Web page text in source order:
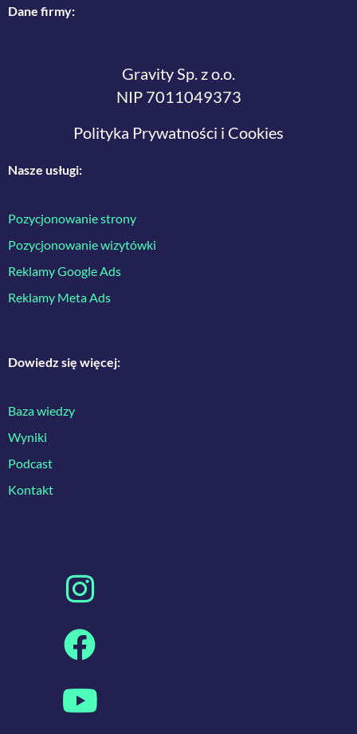
Dane firmy:
Gravity Sp. z o.o.
NIP 7011049373
Polityka Prywatności i Cookies
Nasze usługi:
Pozycjonowanie strony
Pozycjonowanie wizytówki
Reklamy Google Ads
Reklamy Meta Ads
Dowiedz się więcej:
Baza wiedzy
Wyniki
Podcast
Kontakt